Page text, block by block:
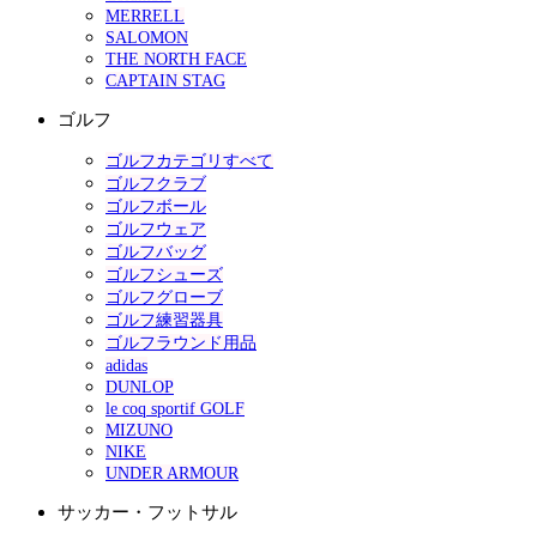
MERRELL
SALOMON
THE NORTH FACE
CAPTAIN STAG
ゴルフ
ゴルフカテゴリすべて
ゴルフクラブ
ゴルフボール
ゴルフウェア
ゴルフバッグ
ゴルフシューズ
ゴルフグローブ
ゴルフ練習器具
ゴルフラウンド用品
adidas
DUNLOP
le coq sportif GOLF
MIZUNO
NIKE
UNDER ARMOUR
サッカー・フットサル